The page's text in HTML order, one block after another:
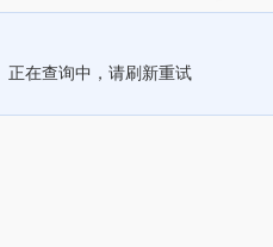
正在查询中，请刷新重试